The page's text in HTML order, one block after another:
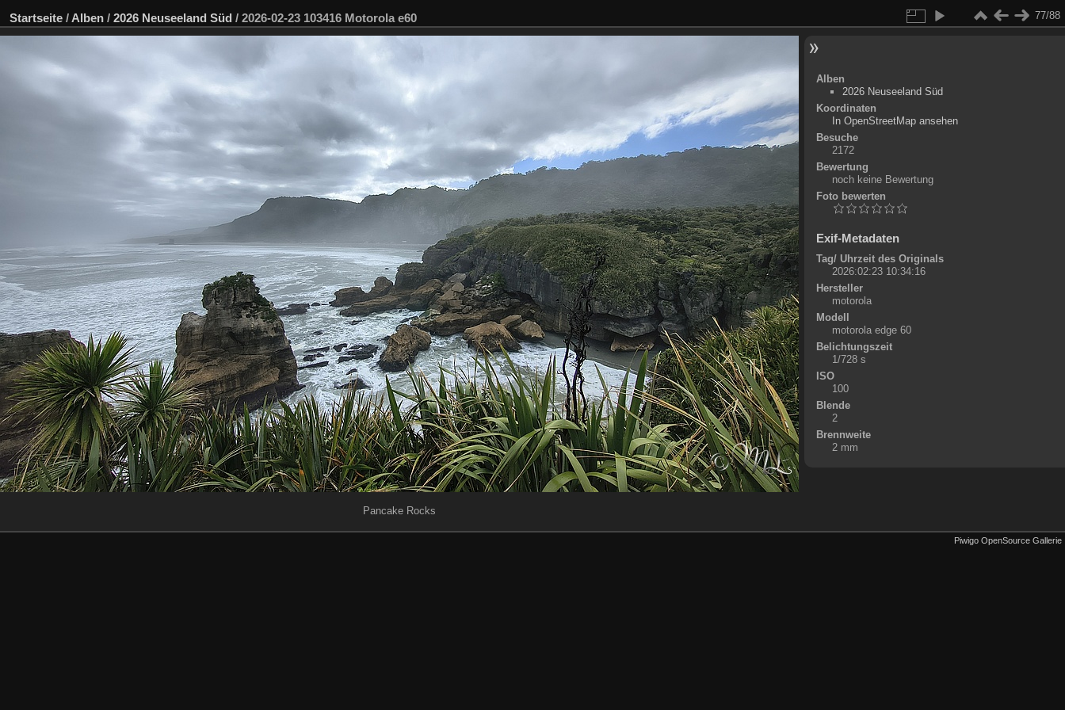
Startseite / Alben / 2026 Neuseeland Süd / 2026-02-23 103416 Motorola e60 77/88
Pancake Rocks
Alben
2026 Neuseeland Süd
Koordinaten
+
-
In OpenStreetMap ansehen
Besuche
2172
Bewertung
noch keine Bewertung
Foto bewerten
Exif-Metadaten
Tag/ Uhrzeit des Originals
2026:02:23 10:34:16
Hersteller
motorola
Modell
motorola edge 60
Belichtungszeit
1/728 s
ISO
100
Blende
2
Brennweite
2 mm
Piwigo OpenSource Gallerie